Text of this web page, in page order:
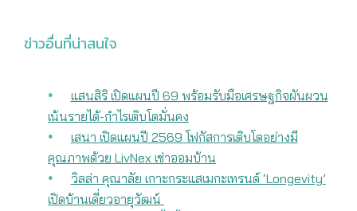
ข่าวอื่นที่น่าสนใจ
แสนสิริ เปิดแผนปี 69 พร้อมรับมือเศรษฐกิจผันผวน
เน้นรายได้-กำไรเติบโตมั่นคง
เสนา เปิดแผนปี 2569 โฟกัสการเติบโตอย่างมี
คุณภาพด้วย LivNex เช่าออมบ้าน
วิลล่า คุณาลัย เกาะกระแสเมกะเทรนด์ ‘Longevity’
เปิดบ้านเดี่ยวอายุวัฒน์